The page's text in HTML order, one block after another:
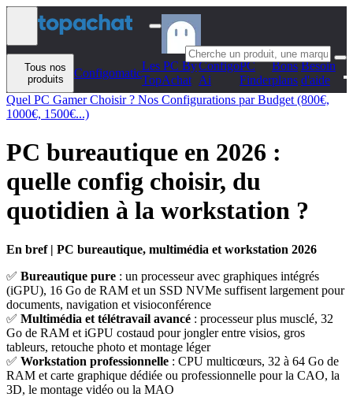
Aller au contenu
Tous nos
produits
Configomatic
Les PC By
TopAchat
Configo
Ai
PC
Finder
Bons
plans
Besoin
d'aide
Quel PC Gamer Choisir ? Nos Configurations par Budget (800€,
1000€, 1500€...)
PC bureautique en 2026 :
quelle config choisir, du
quotidien à la workstation ?
En bref | PC bureautique, multimédia et workstation 2026
✅ Bureautique pure : un processeur avec graphiques intégrés
(iGPU), 16 Go de RAM et un SSD NVMe suffisent largement pour
documents, navigation et visioconférence
✅ Multimédia et télétravail avancé : processeur plus musclé, 32
Go de RAM et iGPU costaud pour jongler entre visios, gros
tableurs, retouche photo et montage léger
✅ Workstation professionnelle : CPU multicœurs, 32 à 64 Go de
RAM et carte graphique dédiée ou professionnelle pour la CAO, la
3D, le montage vidéo ou la MAO